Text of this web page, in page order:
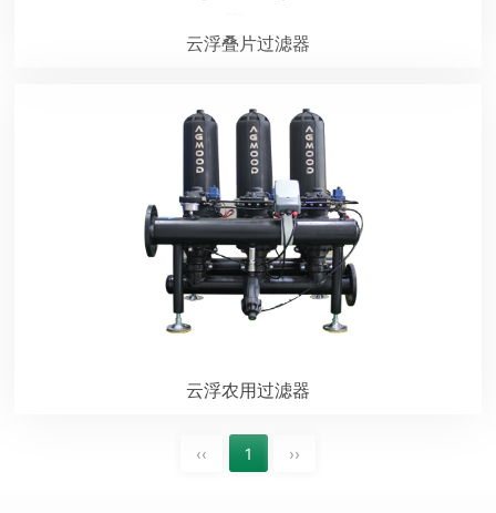
云浮叠片过滤器
云浮农用过滤器
‹‹ 1 ››